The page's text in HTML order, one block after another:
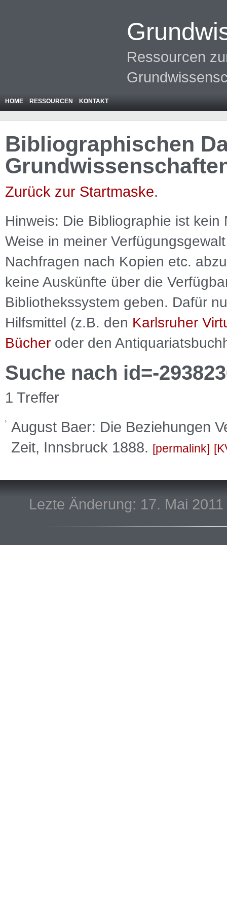
Ressourcen
HOME RESSOURCEN KONTAKT
Bibliographischen
Zurück zur Startmaske.
Hinweis: Die Bibliographie ist kein
Weise in meiner
Nachfragen nach Kopien etc.
keine Auskünfte über die
Bibliothekssystem geben. Dafür
Hilfsmittel (z.B. den Karlsruher
Bücher oder den
Suche nach id=-
1 Treffer
August Baer: Die Beziehungen
Zeit, Innsbruck 1888.
permalink
Lezte Änderung: 17. Mai